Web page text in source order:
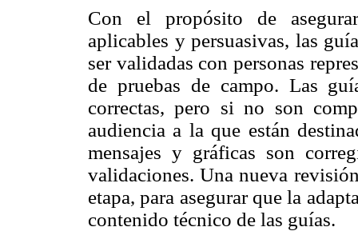
Con el propósito de
aplicables y persuasivas, las
ser validadas con personas
de pruebas de campo. Las
correctas, pero si no son
audiencia a la que están
mensajes y gráficas son
validaciones. Una nueva
etapa, para asegurar que la
contenido técnico de las guías.